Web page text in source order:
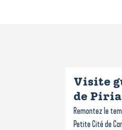
Visite
de
Remontez le
Petite Cité de